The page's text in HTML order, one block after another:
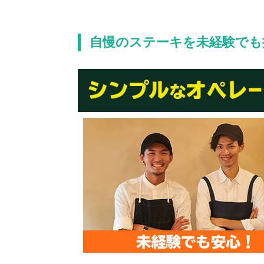
自慢のステーキを未経験で